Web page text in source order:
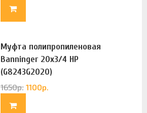
Муфта полипропиленовая
Banninger 20х3/4 НР
(G8243G2020)
1650р. 1100р.